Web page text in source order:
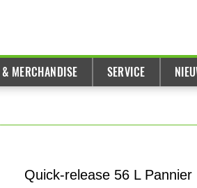
MERCHANDISE SERVICE
Quick-release 56 L